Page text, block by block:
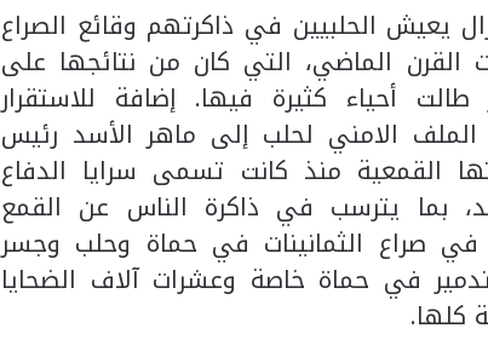
يعيش الحلبيين في ذاكرتهم وقائع الصراع
القرن الماضي، التي كان من نتائجها على
أحياء كثيرة فيها. إضافة للاستقرار
الامني لحلب إلى ماهر الأسد رئيس
القمعية منذ كانت تسمى سرايا الدفاع
بما يترسب في ذاكرة الناس عن القمع
في صراع الثمانينات في حماة وحلب وجسر
في حماة خاصة وعشرات آلاف الضحايا
كلها.